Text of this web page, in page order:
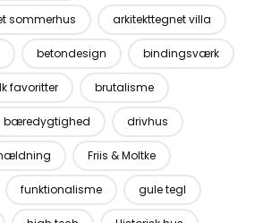
sommerhus arkitekttegnet villa
betondesign bindingsværk
favoritter brutalisme
bæredygtighed drivhus
Friis & Moltke
funktionalisme gule tegl